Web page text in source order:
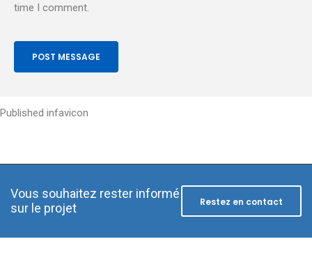
time I comment.
Post
Published infavicon
Vous souhaitez rester informé
sur le projet
Restez en contact